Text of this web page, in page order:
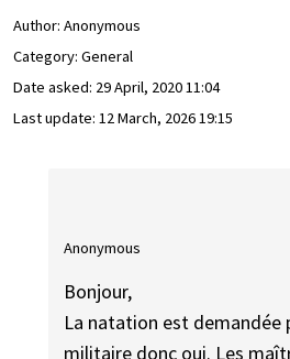
Author: Anonymous
Category: General
Date asked: 29 April, 2020 11:04
Last update: 12 March, 2026 19:15
Anonymous
Bonjour,
La natation est demandée
militaire donc oui. Les